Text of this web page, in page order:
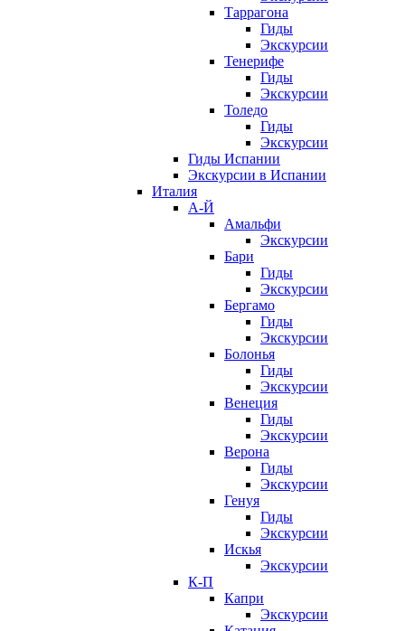
Таррагона
Гиды
Экскурсии
Тенерифе
Гиды
Экскурсии
Толедо
Гиды
Экскурсии
Гиды Испании
Экскурсии в Испании
Италия
А-Й
Амальфи
Экскурсии
Бари
Гиды
Экскурсии
Бергамо
Гиды
Экскурсии
Болонья
Гиды
Экскурсии
Венеция
Гиды
Экскурсии
Верона
Гиды
Экскурсии
Генуя
Гиды
Экскурсии
Искья
Экскурсии
К-П
Капри
Экскурсии